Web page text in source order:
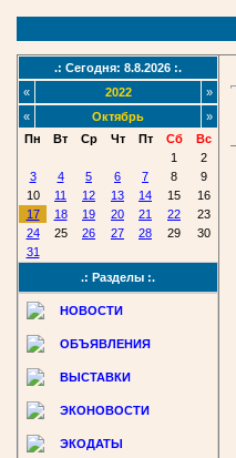
.: Сегодня: 8.8.2026 :.
«
2022
»
«
Октябрь
»
Пн
Вт Ср Чт Пт Сб
Вс
1
2
3
4 5 6 7 8
9
10
11 12 13 14 15
16
17
18 19 20 21 22
23
24
25 26 27 28 29
30
31
.: Разделы :.
НОВОСТИ
ОБЪЯВЛЕНИЯ
ВЫСТАВКИ
ЭКОНОВОСТИ
ЭКОДАТЫ